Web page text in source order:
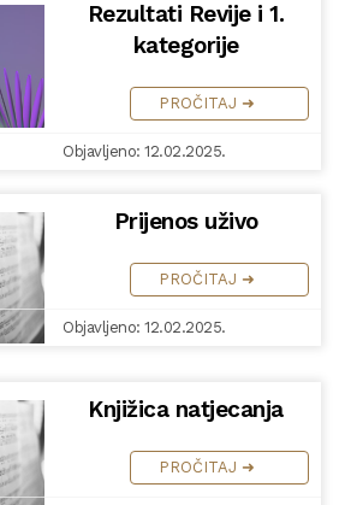
Rezultati Revije i 1.
kategorije
PROČITAJ ➜
Objavljeno: 12.02.2025.
Prijenos uživo
PROČITAJ ➜
Objavljeno: 12.02.2025.
Knjižica natjecanja
PROČITAJ ➜